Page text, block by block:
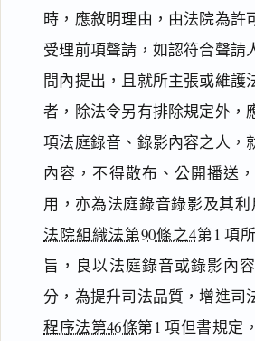
時，應敘明理由，由法院為許
受理前項聲請，如認符合聲請
間內提出，且就所主張或維護
者，除法令另有排除規定外，
項法庭錄音、錄影內容之人，
內容，不得散布、公開播送
用，亦為法庭錄音錄影及其利
法院組織法第90條之4第1 項
旨，良以法庭錄音或錄影內
分，為提升司法品質，增進司
程序法第46條第1 項但書規定